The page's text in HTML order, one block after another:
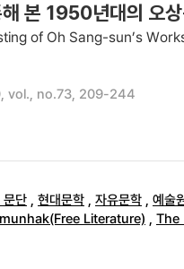
본 1950년대의 오
of Oh Sang-sun’s
vol., no.73, 209-244
문단 , 현대문학 , 자유문학 , 예술
Literature) , The